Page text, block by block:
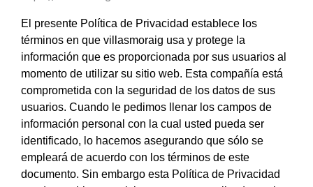
El presente Política de Privacidad establece los
términos en que villasmoraig usa y protege la
información que es proporcionada por sus usuarios al
momento de utilizar su sitio web. Esta compañía está
comprometida con la seguridad de los datos de sus
usuarios. Cuando le pedimos llenar los campos de
información personal con la cual usted pueda ser
identificado, lo hacemos asegurando que sólo se
empleará de acuerdo con los términos de este
documento. Sin embargo esta Política de Privacidad